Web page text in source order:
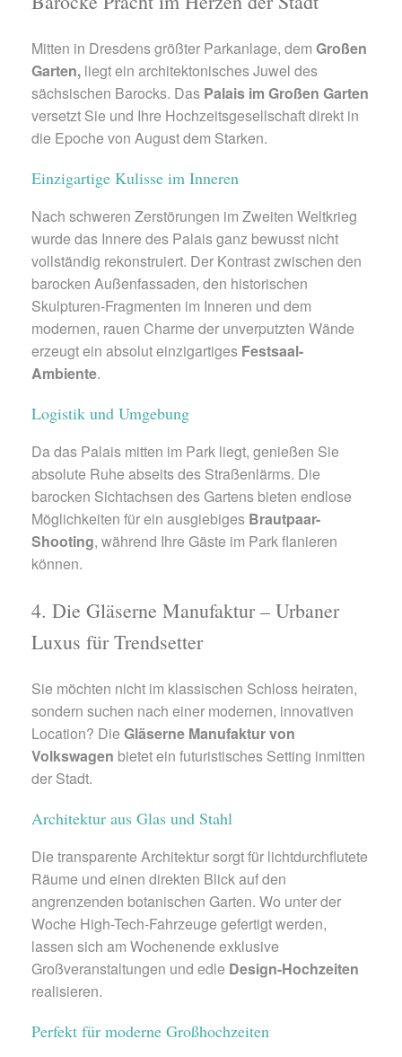
Mitten in Dresdens größter Parkanlage, dem Großen
Garten, liegt ein architektonisches Juwel des
sächsischen Barocks. Das Palais im Großen Garten
versetzt Sie und Ihre Hochzeitsgesellschaft direkt in
die Epoche von August dem Starken.
Einzigartige Kulisse im Inneren
Nach schweren Zerstörungen im Zweiten Weltkrieg
wurde das Innere des Palais ganz bewusst nicht
vollständig rekonstruiert. Der Kontrast zwischen den
barocken Außenfassaden, den historischen
Skulpturen-Fragmenten im Inneren und dem
modernen, rauen Charme der unverputzten Wände
erzeugt ein absolut einzigartiges Festsaal-
Ambiente.
Logistik und Umgebung
Da das Palais mitten im Park liegt, genießen Sie
absolute Ruhe abseits des Straßenlärms. Die
barocken Sichtachsen des Gartens bieten endlose
Möglichkeiten für ein ausgiebiges Brautpaar-
Shooting, während Ihre Gäste im Park flanieren
können.
4. Die Gläserne Manufaktur – Urbaner
Luxus für Trendsetter
Sie möchten nicht im klassischen Schloss heiraten,
sondern suchen nach einer modernen, innovativen
Location? Die Gläserne Manufaktur von
Volkswagen bietet ein futuristisches Setting inmitten
der Stadt.
Architektur aus Glas und Stahl
Die transparente Architektur sorgt für lichtdurchflutete
Räume und einen direkten Blick auf den
angrenzenden botanischen Garten. Wo unter der
Woche High-Tech-Fahrzeuge gefertigt werden,
lassen sich am Wochenende exklusive
Großveranstaltungen und edle Design-Hochzeiten
realisieren.
Perfekt für moderne Großhochzeiten